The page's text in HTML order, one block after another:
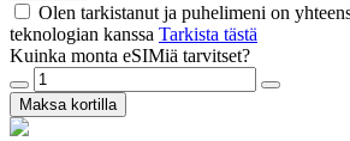
Olen tarkistanut ja puhelimeni on
teknologian kanssa Tarkista tästä
Kuinka monta eSIMiä tarvitset?
Maksa kortilla